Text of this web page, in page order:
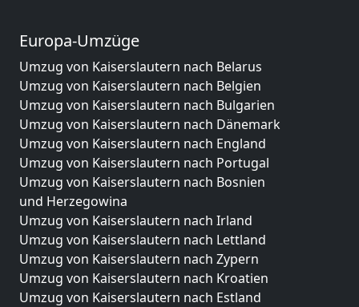
Europa-Umzüge
Umzug von Kaiserslautern nach Belarus
Umzug von Kaiserslautern nach Belgien
Umzug von Kaiserslautern nach Bulgarien
Umzug von Kaiserslautern nach Dänemark
Umzug von Kaiserslautern nach England
Umzug von Kaiserslautern nach Portugal
Umzug von Kaiserslautern nach Bosnien
und Herzegowina
Umzug von Kaiserslautern nach Irland
Umzug von Kaiserslautern nach Lettland
Umzug von Kaiserslautern nach Zypern
Umzug von Kaiserslautern nach Kroatien
Umzug von Kaiserslautern nach Estland